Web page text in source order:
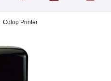
Colop Printer